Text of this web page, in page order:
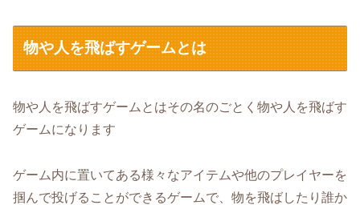
物や人を飛ばすゲームとは
物や人を飛ばすゲームとはその名のごとく物や人を飛ばす
ゲームになります
ゲーム内に置いてある様々なアイテムや他のプレイヤーを
掴んで投げることができるゲームで、物を飛ばしたり誰か